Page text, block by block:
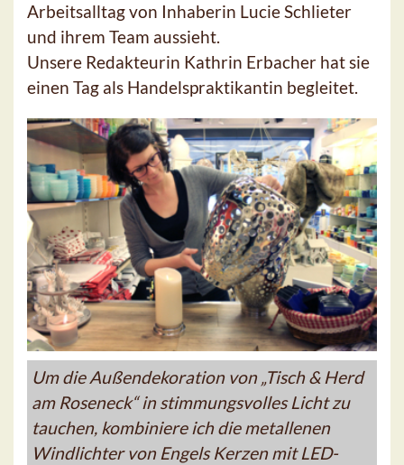
Arbeitsalltag von Inhaberin Lucie Schlieter
und ihrem Team aussieht.
Unsere Redakteurin Kathrin Erbacher hat sie
einen Tag als Handelspraktikantin begleitet.
Um die Außendekoration von „Tisch & Herd
am Roseneck“ in stimmungsvolles Licht zu
tauchen, kombiniere ich die metallenen
Windlichter von Engels Kerzen mit LED-